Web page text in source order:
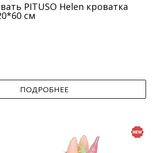
PITUSO Helen кроватка
см
ПОДРОБНЕЕ